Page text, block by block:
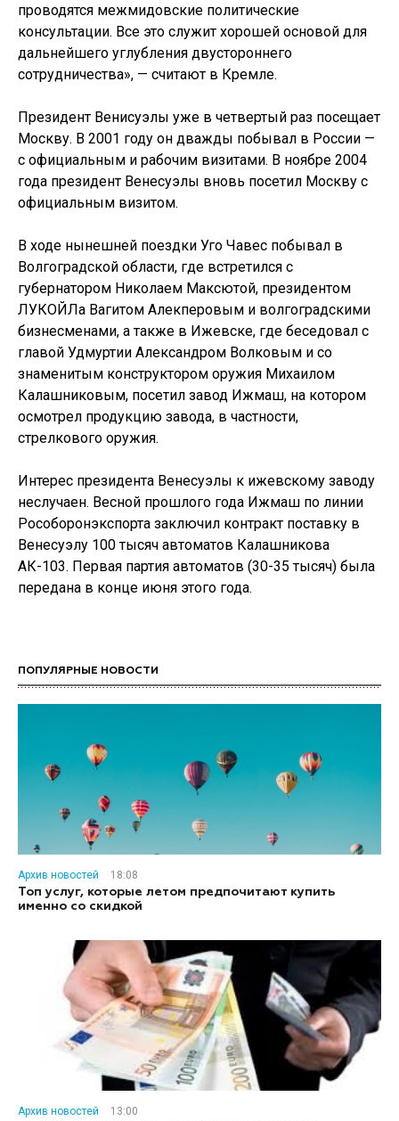
проводятся межмидовские политические
консультации. Все это служит хорошей основой для
дальнейшего углубления двустороннего
сотрудничества», — считают в Кремле.
Президент Венисуэлы уже в четвертый раз посещает
Москву. В 2001 году он дважды побывал в России —
с официальным и рабочим визитами. В ноябре 2004
года президент Венесуэлы вновь посетил Москву с
официальным визитом.
В ходе нынешней поездки Уго Чавес побывал в
Волгоградской области, где встретился с
губернатором Николаем Максютой, президентом
ЛУКОЙЛа Вагитом Алекперовым и волгоградскими
бизнесменами, а также в Ижевске, где беседовал с
главой Удмуртии Александром Волковым и со
знаменитым конструктором оружия Михаилом
Калашниковым, посетил завод Ижмаш, на котором
осмотрел продукцию завода, в частности,
стрелкового оружия.
Интерес президента Венесуэлы к ижевскому заводу
неслучаен. Весной прошлого года Ижмаш по линии
Рособоронэкспорта заключил контракт поставку в
Венесуэлу 100 тысяч автоматов Калашникова
АК-103. Первая партия автоматов (30-35 тысяч) была
передана в конце июня этого года.
ПОПУЛЯРНЫЕ НОВОСТИ
Архив новостей
18:08
Топ услуг, которые летом предпочитают купить
именно со скидкой
Архив новостей
13:00